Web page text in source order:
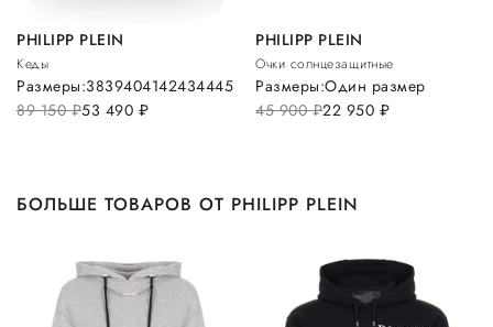
PHILIPP PLEIN
Кеды
89 150руб.53 490 руб.
Размеры:3839404142434445
PHILIPP PLEIN
Очки солнцезащитные
45 900руб.22 950 руб.
Размеры:Один размер
БОЛЬШЕ ТОВАРОВ ОТ PHILIPP PLEIN